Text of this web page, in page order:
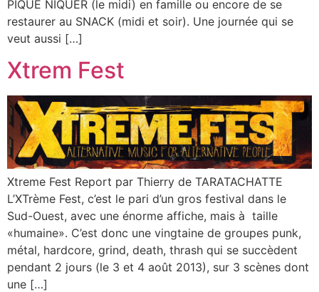
PIQUE NIQUER (le midi) en famille ou encore de se
restaurer au SNACK (midi et soir). Une journée qui se
veut aussi […]
Xtrem Fest
Xtreme Fest Report par Thierry de TARATACHATTE
L’XTrème Fest, c’est le pari d’un gros festival dans le
Sud-Ouest, avec une énorme affiche, mais à taille
«humaine». C’est donc une vingtaine de groupes punk,
métal, hardcore, grind, death, thrash qui se succèdent
pendant 2 jours (le 3 et 4 août 2013), sur 3 scènes dont
une […]